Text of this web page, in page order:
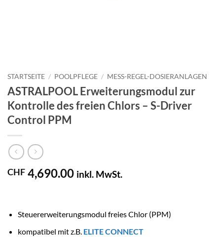
STARTSEITE / POOLPFLEGE / MESS-REGEL-DOSIERANLAGEN
ASTRALPOOL Erweiterungsmodul zur
Kontrolle des freien Chlors – S-Driver
Control PPM
CHF 4,690.00 inkl. MwSt.
Steuererweiterungsmodul freies Chlor (PPM)
kompatibel mit z.B. ELITE CONNECT